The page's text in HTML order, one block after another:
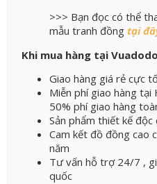
>>> Bạn đọc có thể
mẫu tranh đồng tại
Khi mua hàng tại
Giao hàng giá rẻ cực
Miễn phí giao hàng
50% phí giao hàng
Sản phẩm thiết kế độc
Cam kết đồ đồng cao
năm
Tư vấn hỗ trợ 24/7 ,
quốc